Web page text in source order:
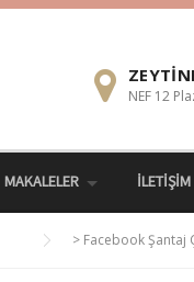
NEF 12
MAKALELER İLETIŞIM
> Facebook Şantaj